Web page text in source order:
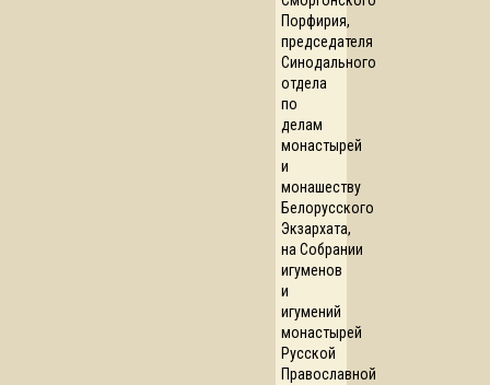
Порфирия,
председателя
Синодального
отдела
по
делам
монастырей
и
монашеству
Белорусского
Экзархата,
на Собрании
игуменов
и
игумений
монастырей
Русской
Православной